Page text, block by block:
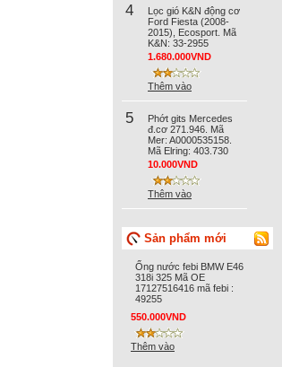
4
Lọc gió K&N động cơ
Ford Fiesta (2008-
2015), Ecosport. Mã
K&N: 33-2955
1.680.000VND
Thêm vào
5
Phớt gits Mercedes
đ.cơ 271.946. Mã
Mer: A0000535158.
Mã Elring: 403.730
10.000VND
Thêm vào
Sản phẩm mới
Ống nước febi BMW E46
318i 325 Mã OE
17127516416 mã febi :
49255
550.000VND
Thêm vào